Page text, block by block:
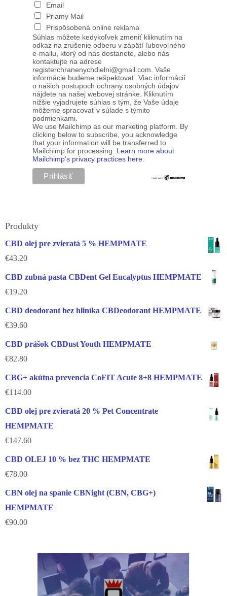
Email
Priamy Mail
Prispôsobená online reklama
Súhlas môžete kedykoľvek zmeniť kliknutím na
odkaz na zrušenie odberu v zápätí ľubovoľného
e-mailu, ktorý od nás dostanete, alebo nás
kontaktujte na adrese
registerchranenychdielni@gmail.com. Vaše
informácie budeme rešpektovať. Viac informácií
o našich postupoch ochrany osobných údajov
nájdete na našej webovej stránke. Kliknutím
nižšie vyjadrujete súhlas s tým, že Vaše údaje
môžeme spracovať v súlade s týmito
podmienkami.
We use Mailchimp as our marketing platform. By
clicking below to subscribe, you acknowledge
that your information will be transferred to
Mailchimp for processing. Learn more about
Mailchimp's privacy practices here.
Produkty
CBD olej pre zvieratá 5 % HEMPMATE
€43.20
CBD zubná pasta CBDent Gel Eucalyptus HEMPMATE
€19.20
CBD deodorant bez hliníka CBDeodorant HEMPMATE
€39.60
CBD prášok CBDust Youth HEMPMATE
€82.80
CBG+ akútna prevencia CoFIT Acute 8+8 HEMPMATE
€114.00
CBD olej pre zvieratá 20 % Pet Concentrate
HEMPMATE
€147.60
CBD OLEJ 10 % bez THC HEMPMATE
€78.00
CBN olej na spanie CBNight (CBN, CBG+)
HEMPMATE
€90.00